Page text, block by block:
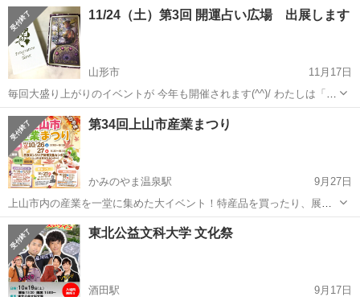
が、東根市で開催されます。 日本全国から多くの参加者から、お申し
山形 東根市 さくらんぼ東根駅 地域/お祭り
11/24（土）第3回 開運占い広場 出展します
山形市
11月17日
毎回大盛り上がりのイベントが 今年も開催されます(^^)/ わたしは「ポ
ッチマリー」で出展してます 「数と手相とタロットと★ポッチマリ
ー」 友達にはできない相談を占い師にすることで、 思ってもみない...
山形 山形市 地域/お祭り
第34回上山市産業まつり
かみのやま温泉駅
9月27日
上山市内の産業を一堂に集めた大イベント！特産品を買ったり、展示
物を見たり、イベントに参加したり満喫してください！ 【日 時】令
山形 上山市 かみのやま温泉駅 地域/お祭り
東北公益文科大学 文化祭
酒田駅
9月17日